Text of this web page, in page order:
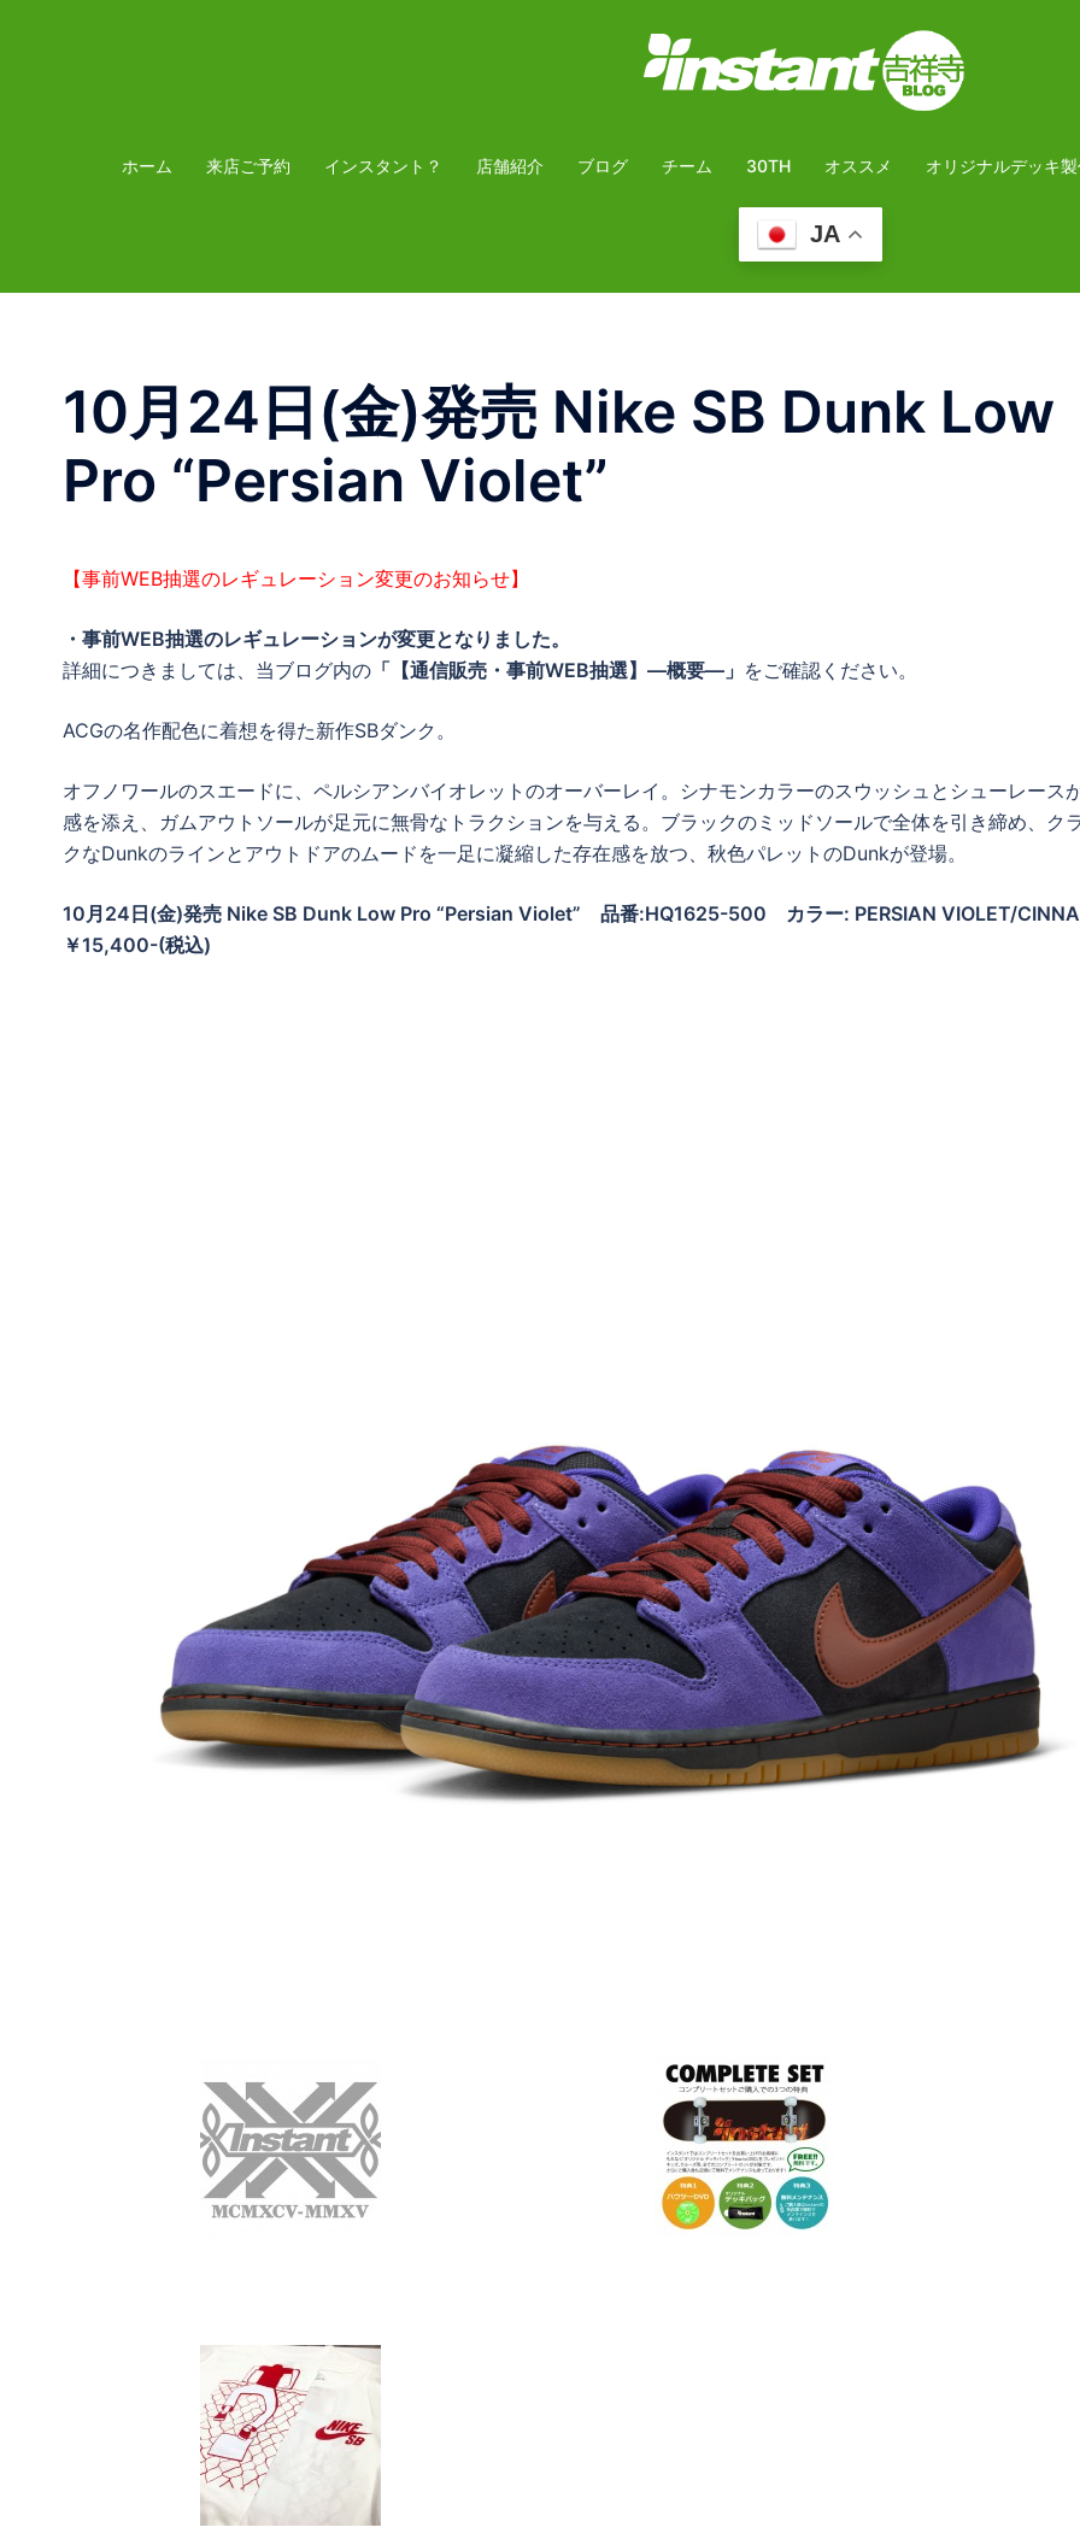
プ
ホーム 来店ご予約 インスタント？ 店舗紹介 ブログ チーム 30TH オススメ オリジナルデッキ
JA
10月24日(金)発売 Nike SB Dunk Low
Pro “Persian Violet”
【事前WEB抽選のレギュレーション変更のお知らせ】
・事前WEB抽選のレギュレーションが変更となりました。
詳細につきましては、当ブログ内の 「【通信販売・事前WEB抽選】―概要―」 をご確認ください。
ACGの名作配色に着想を得た新作SBダンク。
オフノワールのスエードに、ペルシアンバイオレットのオーバーレイ。シナモンカラーのスウッシュとシューレース
感を添え、ガムアウトソールが足元に無骨なトラクションを与える。ブラックのミッドソールで全体を引き締め、ク
クなDunkのラインとアウトドアのムードを一足に凝縮した存在感を放つ、秋色パレットのDunkが登場。
10月24日(金)発売 Nike SB Dunk Low Pro “Persian Violet” 品番:HQ1625-500
カラー: PERSIAN VIOLET/
￥15,400-(税込)